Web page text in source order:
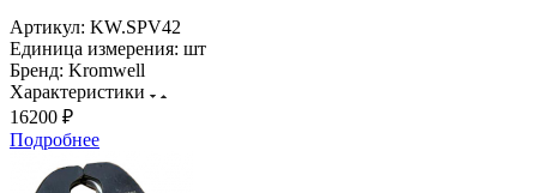
Артикул: KW.SPV42
Единица измерения: шт
Бренд: Kromwell
Характеристики
16200 ₽
Подробнее